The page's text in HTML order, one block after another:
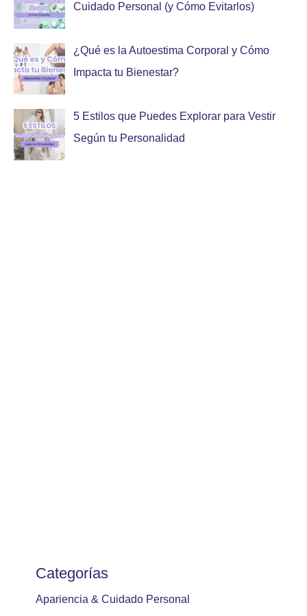
Cuidado Personal (y Cómo Evitarlos)
¿Qué es la Autoestima Corporal y Cómo
Impacta tu Bienestar?
5 Estilos que Puedes Explorar para Vestir
Según tu Personalidad
Categorías
Apariencia & Cuidado Personal